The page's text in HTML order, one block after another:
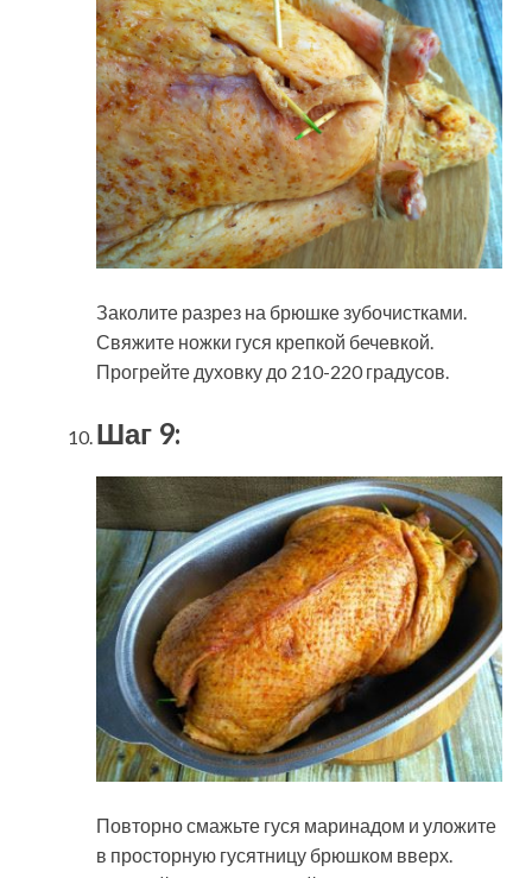
Заколите разрез на брюшке зубочистками.
Свяжите ножки гуся крепкой бечевкой.
Прогрейте духовку до 210-220 градусов.
Шаг 9:
Повторно смажьте гуся маринадом и уложите
в просторную гусятницу брюшком вверх.